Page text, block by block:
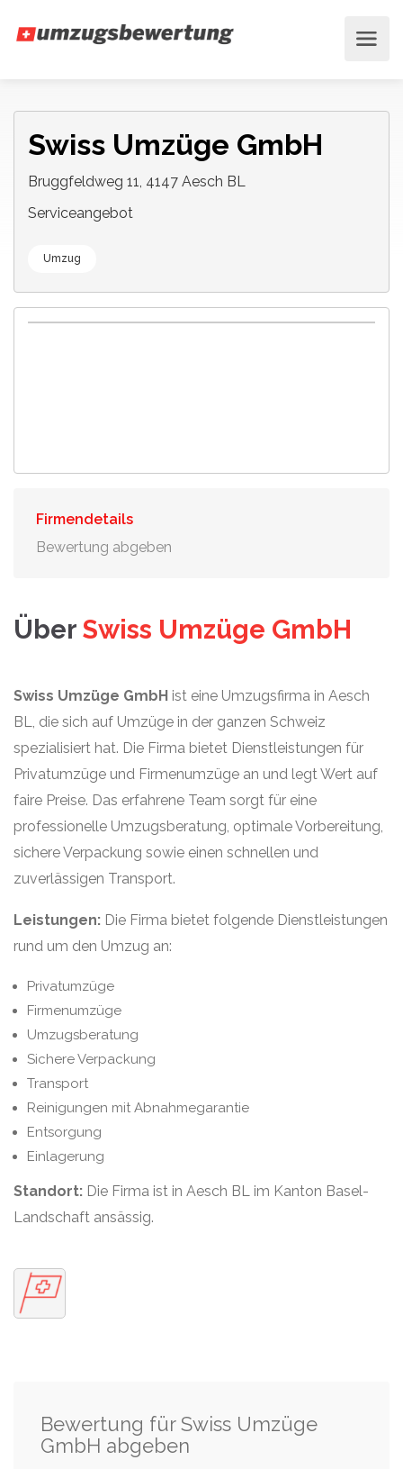
Swiss Umzüge GmbH
Bruggfeldweg 11, 4147 Aesch BL
Serviceangebot
Umzug
Firmendetails
Bewertung abgeben
Über Swiss Umzüge GmbH
Swiss Umzüge GmbH ist eine Umzugsfirma in Aesch
BL, die sich auf Umzüge in der ganzen Schweiz
spezialisiert hat. Die Firma bietet Dienstleistungen für
Privatumzüge und Firmenumzüge an und legt Wert auf
faire Preise. Das erfahrene Team sorgt für eine
professionelle Umzugsberatung, optimale Vorbereitung,
sichere Verpackung sowie einen schnellen und
zuverlässigen Transport.
Leistungen: Die Firma bietet folgende Dienstleistungen
rund um den Umzug an:
Privatumzüge
Firmenumzüge
Umzugsberatung
Sichere Verpackung
Transport
Reinigungen mit Abnahmegarantie
Entsorgung
Einlagerung
Standort: Die Firma ist in Aesch BL im Kanton Basel-
Landschaft ansässig.
Bewertung für Swiss Umzüge
GmbH abgeben